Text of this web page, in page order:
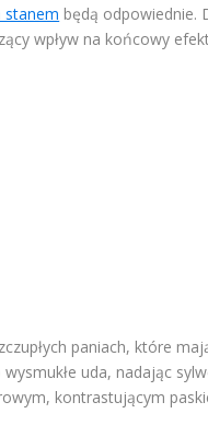
stanem będą odpowiednie.
wpływ na końcowy
paniach, które
uda, nadając
kontrastującym